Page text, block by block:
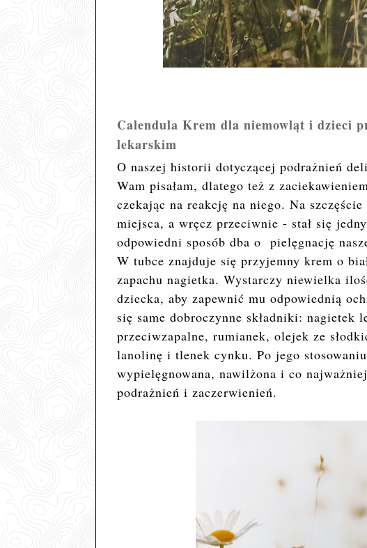
Calendula Krem dla niemowląt i dzieci
lekarskim
O naszej historii dotyczącej podrażnień
Wam pisałam, dlatego też z
czekając na reakcję na niego. Na
miejsca, a wręcz przeciwnie - stał się
odpowiedni sposób dba o pielęgnację
W tubce znajduje się przyjemny krem o
zapachu nagietka. Wystarczy niewielka
dziecka, aby zapewnić mu odpowiednią
się same dobroczynne składniki: nagietek
przeciwzapalne, rumianek, olejek ze
lanolinę i tlenek cynku. Po jego
wypielęgnowana, nawilżona i co
podrażnień i zaczerwienień.